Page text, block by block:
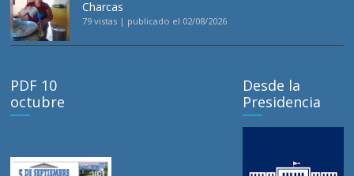
Charcas
79 vistas | publicado el 02/08/2026
PDF 10
octubre
Desde la
Presidencia